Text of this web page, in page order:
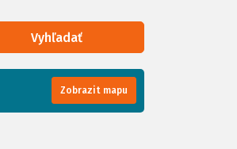
Vyhľadať
Zobrazit mapu